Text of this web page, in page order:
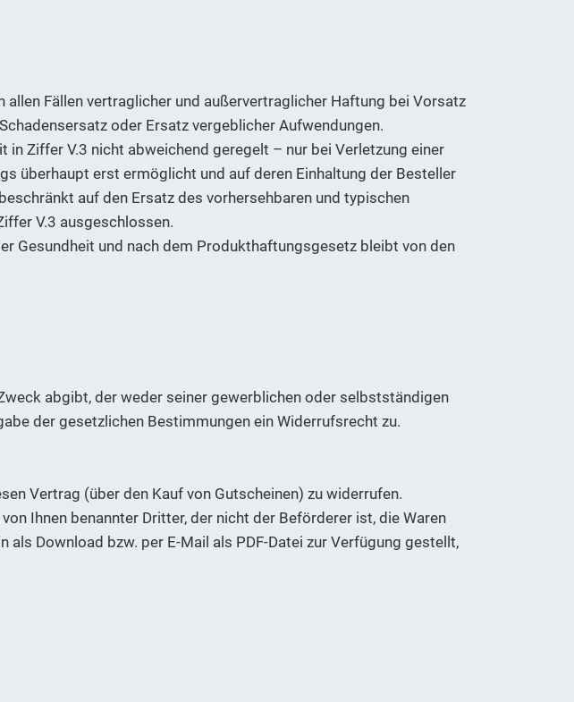
Fällen vertraglicher und außervertraglicher Haftung bei Vorsatz
oder Ersatz vergeblicher Aufwendungen.
Ziffer V.3 nicht abweichend geregelt – nur bei Verletzung einer
überhaupt erst ermöglicht und auf deren Einhaltung der Besteller
auf den Ersatz des vorhersehbaren und typischen
V.3 ausgeschlossen.
Gesundheit und nach dem Produkthaftungsgesetz bleibt von den
abgibt, der weder seiner gewerblichen oder selbstständigen
der gesetzlichen Bestimmungen ein Widerrufsrecht zu.
Vertrag (über den Kauf von Gutscheinen) zu widerrufen.
Ihnen benannter Dritter, der nicht der Beförderer ist, die Waren
Download bzw. per E-Mail als PDF-Datei zur Verfügung gestellt,